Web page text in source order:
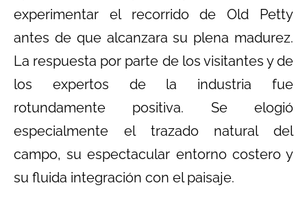
experimentar el recorrido de Old Petty
antes de que alcanzara su plena madurez.
La respuesta por parte de los visitantes y de
los expertos de la industria fue
rotundamente positiva. Se elogió
especialmente el trazado natural del
campo, su espectacular entorno costero y
su fluida integración con el paisaje.